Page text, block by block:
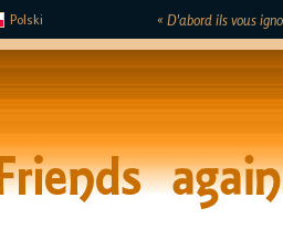
« D'abord ils vous
Polski